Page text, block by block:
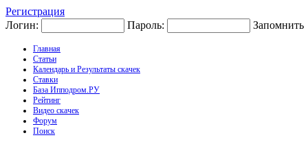
Регистрация
Логин:
Пароль: Запомнить
Главная
Статьи
Календарь и Результаты скачек
Ставки
База Ипподром.РУ
Рейтинг
Видео скачек
Форум
Поиск